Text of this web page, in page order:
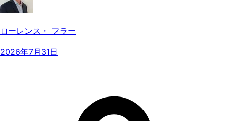
ローレンス・ フラー
2026年7月31日